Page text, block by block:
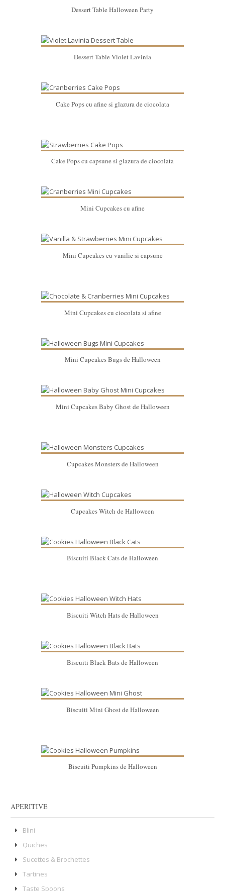
Dessert Table Halloween Party
Dessert Table Violet Lavinia
Cake Pops cu afine si glazura de ciocolata
Cake Pops cu capsune si glazura de ciocolata
Mini Cupcakes cu afine
Mini Cupcakes cu vanilie si capsune
Mini Cupcakes cu ciocolata si afine
Mini Cupcakes Bugs de Halloween
Mini Cupcakes Baby Ghost de Halloween
Cupcakes Monsters de Halloween
Cupcakes Witch de Halloween
Biscuiti Black Cats de Halloween
Biscuiti Witch Hats de Halloween
Biscuiti Black Bats de Halloween
Biscuiti Mini Ghost de Halloween
Biscuiti Pumpkins de Halloween
APERITIVE
Blini
Quiches
Sucettes & Brochettes
Tartines
Taste Spoons